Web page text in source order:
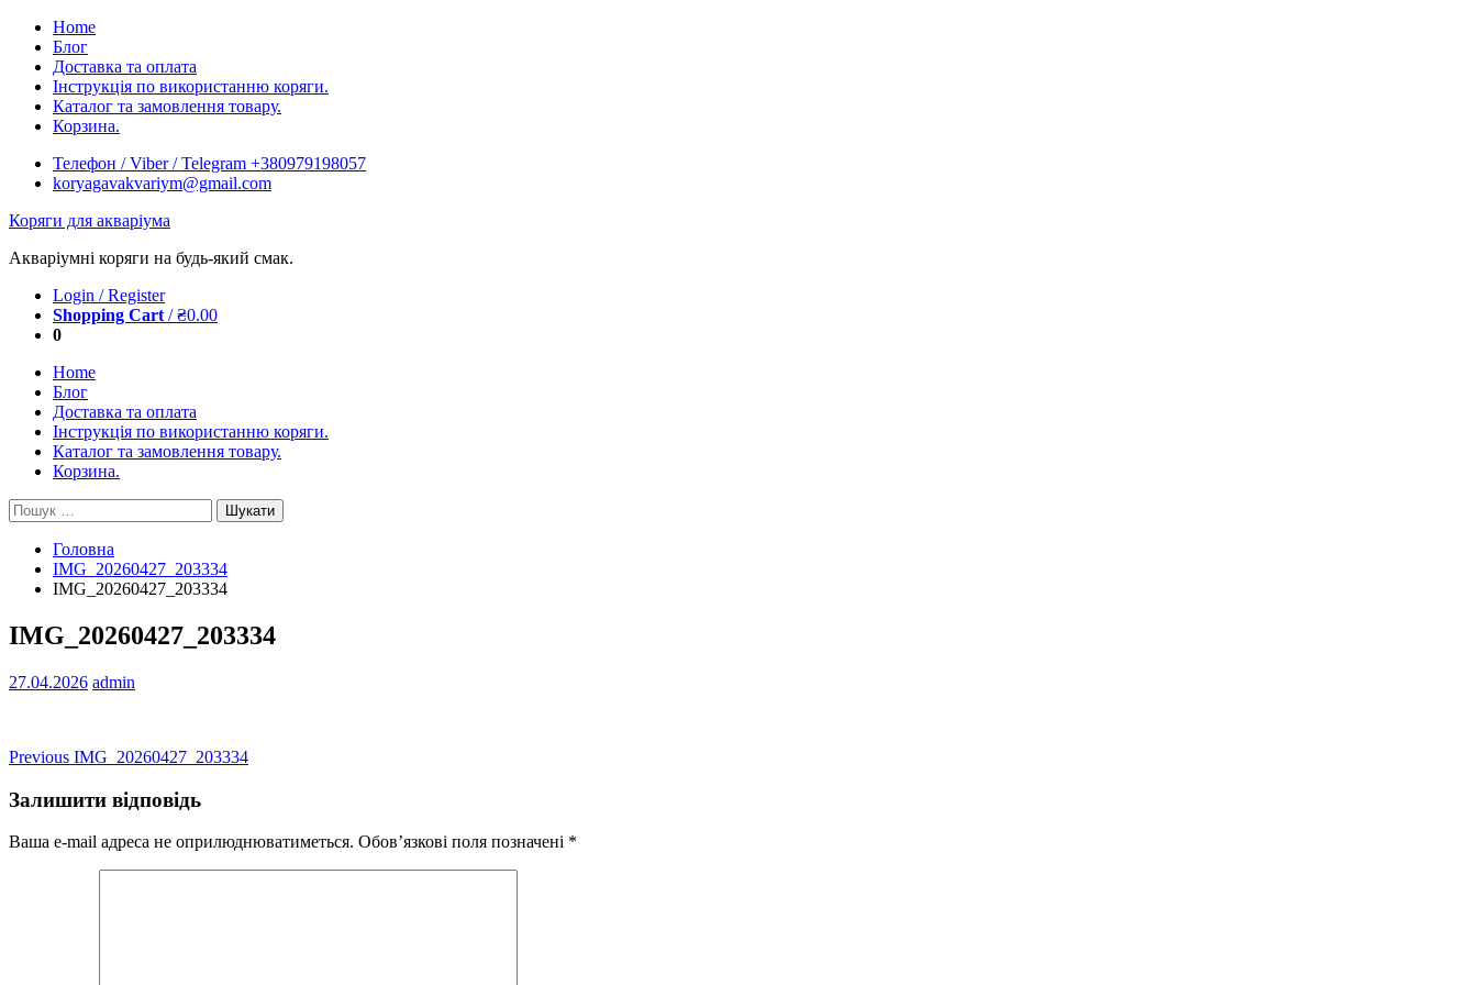
Skip
content
Home
Блог
Доставка та оплата
Інструкція по використанню коряги.
Каталог та замовлення товару.
Корзина.
Телефон / Viber / Telegram +380979198057
koryagavakvariym@gmail.com
Коряги для акваріума
Акваріумні коряги на будь-який смак.
Login / Register
Shopping Cart /₴0.00
0
Home
Блог
Доставка та оплата
Інструкція по використанню коряги.
Каталог та замовлення товару.
Корзина.
Пошук:
Головна
IMG_20260427_203334
IMG_20260427_203334
IMG_20260427_203334
27.04.2026 admin
Навігація
записів
Previous Previous
IMG_20260427_203334
Залишити відповідь
Ваша e-mail адреса не оприлюднюватиметься. Обов’язкові поля позначені *